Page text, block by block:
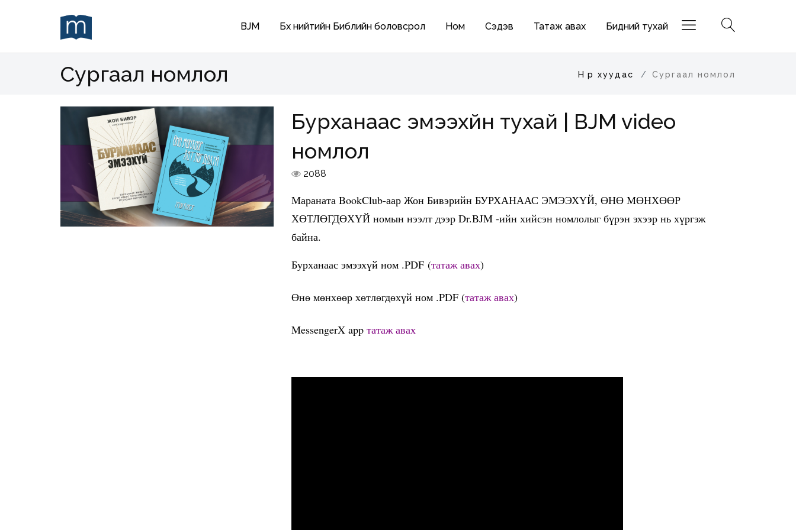
BJM Бүх нийтийн Библийн боловсрол Ном Сэдэв Татаж авах Бидний тухай
Сургаал номлол Нүүр хуудас Сургаал номлол
Бурханаас эмээхүйн тухай | BJM video
номлол
2088
Мараната BookClub-аар Жон Бивэрийн БУРХАНААС ЭМЭЭХҮЙ, ӨНӨ МӨНХӨӨР
ХӨТЛӨГДӨХҮЙ номын нээлт дээр Dr.BJM -ийн хийсэн номлолыг бүрэн эхээр нь хүргэж
байна.
Бурханаас эмээхүй ном .PDF (татаж авах)
Өнө мөнхөөр хөтлөгдөхүй ном .PDF (татаж авах)
MessengerX app татаж авах